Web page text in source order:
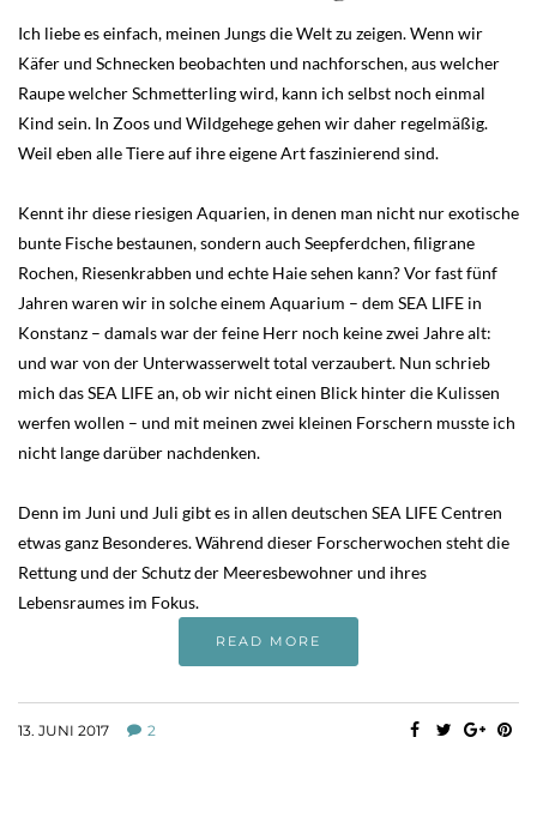
Ich liebe es einfach, meinen Jungs die Welt zu zeigen. Wenn wir
Käfer und Schnecken beobachten und nachforschen, aus welcher
Raupe welcher Schmetterling wird, kann ich selbst noch einmal
Kind sein. In Zoos und Wildgehege gehen wir daher regelmäßig.
Weil eben alle Tiere auf ihre eigene Art faszinierend sind.
Kennt ihr diese riesigen Aquarien, in denen man nicht nur exotische
bunte Fische bestaunen, sondern auch Seepferdchen, filigrane
Rochen, Riesenkrabben und echte Haie sehen kann? Vor fast fünf
Jahren waren wir in solche einem Aquarium – dem SEA LIFE in
Konstanz – damals war der feine Herr noch keine zwei Jahre alt:
und war von der Unterwasserwelt total verzaubert. Nun schrieb
mich das SEA LIFE an, ob wir nicht einen Blick hinter die Kulissen
werfen wollen – und mit meinen zwei kleinen Forschern musste ich
nicht lange darüber nachdenken.
Denn im Juni und Juli gibt es in allen deutschen SEA LIFE Centren
etwas ganz Besonderes. Während dieser Forscherwochen steht die
Rettung und der Schutz der Meeresbewohner und ihres
Lebensraumes im Fokus.
READ MORE
13. JUNI 2017 2